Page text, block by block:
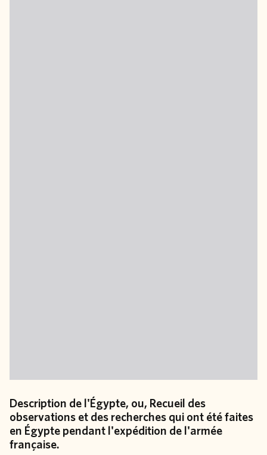
Description de l'Égypte, ou, Recueil des
observations et des recherches qui ont été faites
en Égypte pendant l'expédition de l'armée
française.